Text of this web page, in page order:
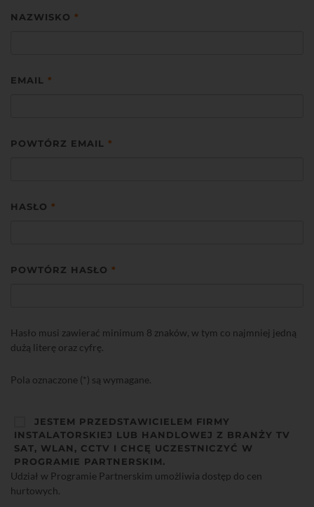
NAZWISKO *
EMAIL *
POWTÓRZ EMAIL *
HASŁO *
POWTÓRZ HASŁO *
Hasło musi zawierać minimum 8 znaków, w tym co najmniej jedną
dużą literę oraz cyfrę.
Pola oznaczone (*) są wymagane.
JESTEM PRZEDSTAWICIELEM FIRMY
INSTALATORSKIEJ LUB HANDLOWEJ Z BRANŻY TV
SAT, WLAN, CCTV I CHCĘ UCZESTNICZYĆ W
PROGRAMIE PARTNERSKIM.
Udział w Programie Partnerskim umożliwia dostęp do cen
hurtowych.